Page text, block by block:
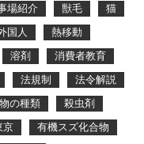
場紹介 獣毛
猫
国人
熱移動
溶剤
消費者教育
法規制
法令解説
の種類
殺虫剤
京
有機スズ化合物